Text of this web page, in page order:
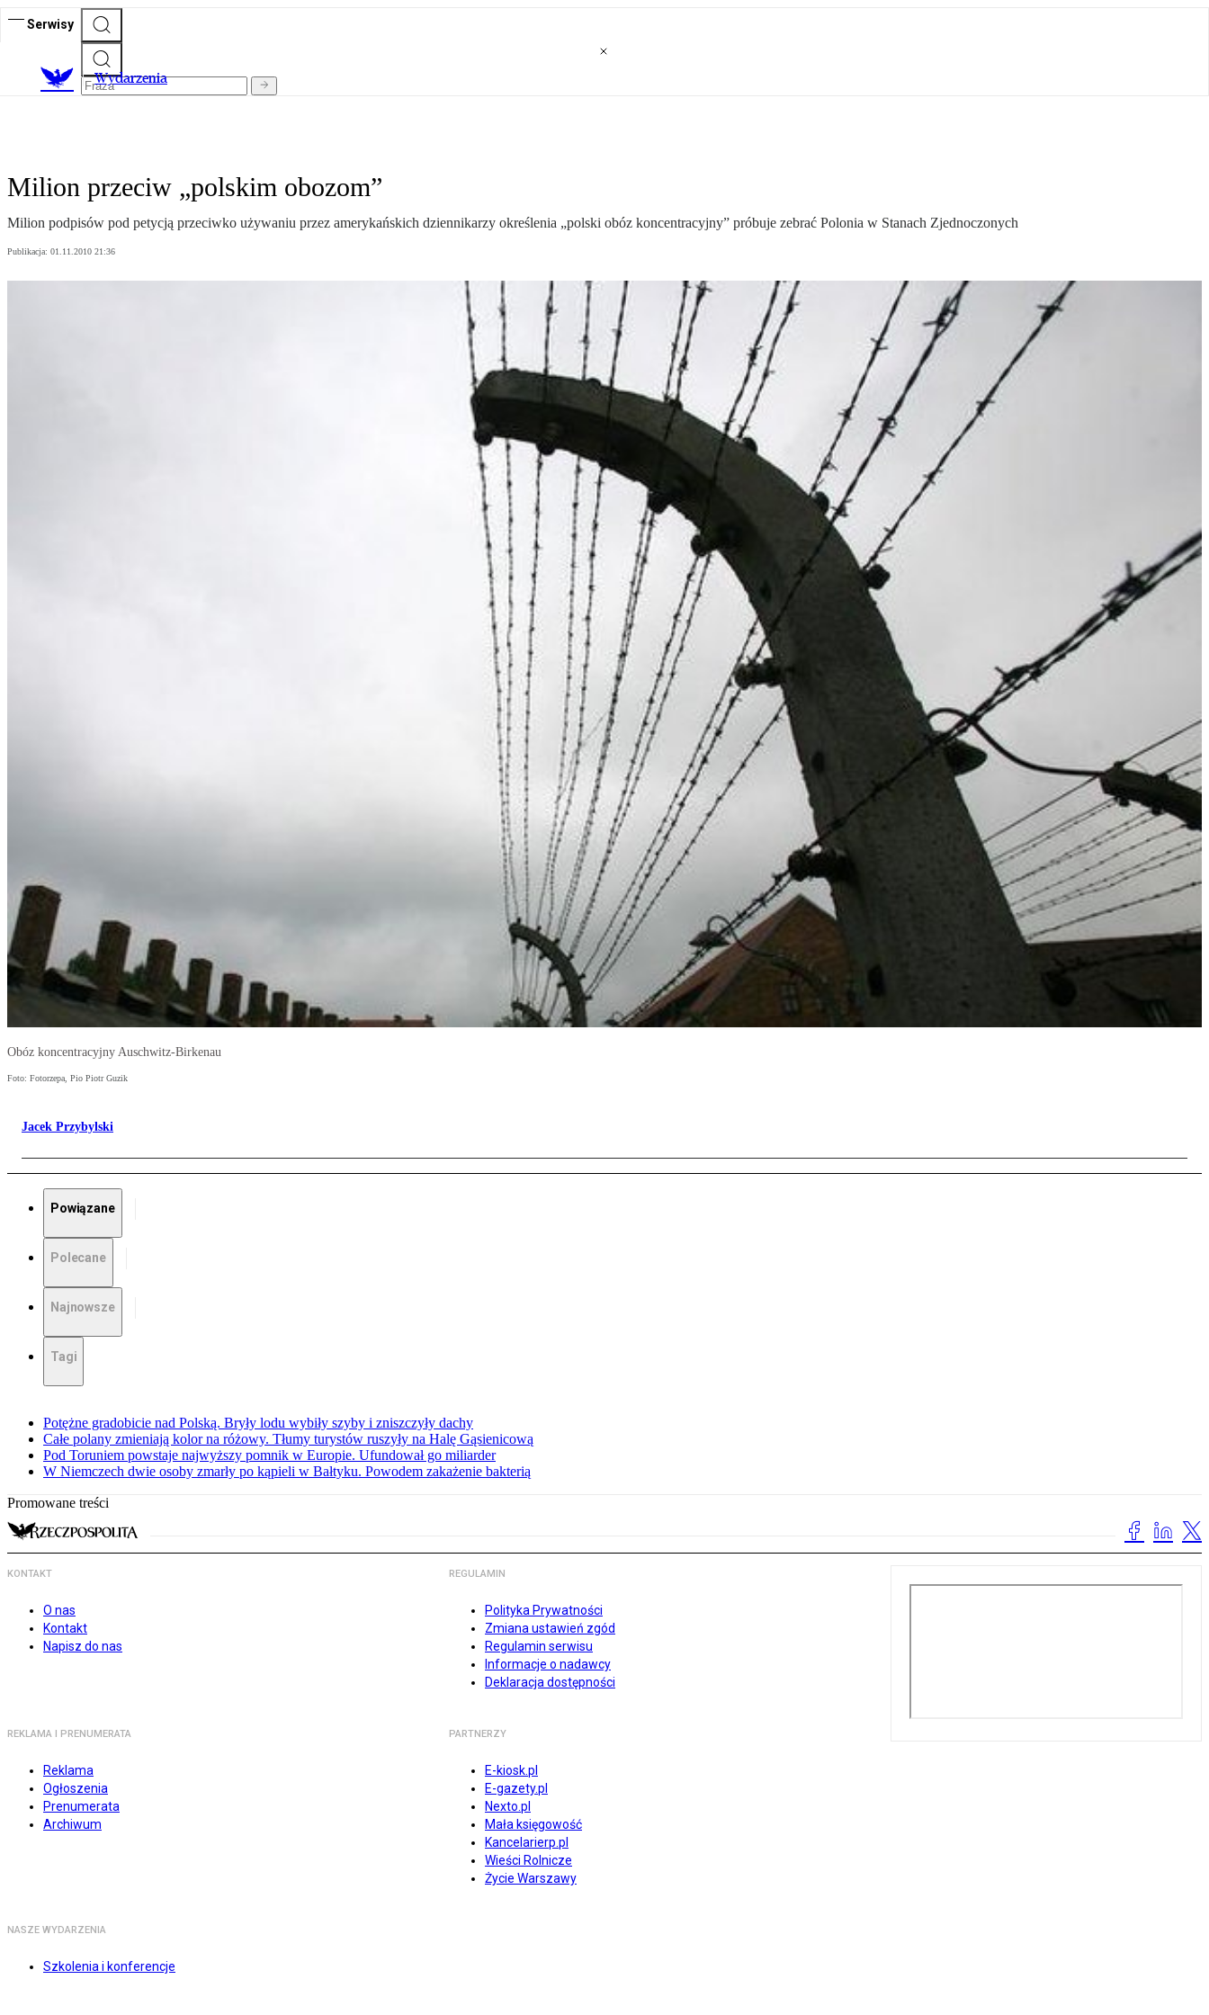
Serwisy
Wydarzenia
Milion przeciw „polskim obozom”
Milion podpisów pod petycją przeciwko używaniu przez amerykańskich dziennikarzy określenia „polski obóz koncentracyjny” próbuje zebrać Polonia w Stanach Zjednoczonych
Publikacja: 01.11.2010 21:36
Obóz koncentracyjny Auschwitz-Birkenau
Foto: Fotorzepa, Pio Piotr Guzik
Jacek Przybylski
Powiązane
Polecane
Najnowsze
Tagi
Potężne gradobicie nad Polską. Bryły lodu wybiły szyby i zniszczyły dachy
Całe polany zmieniają kolor na różowy. Tłumy turystów ruszyły na Halę Gąsienicową
Pod Toruniem powstaje najwyższy pomnik w Europie. Ufundował go miliarder
W Niemczech dwie osoby zmarły po kąpieli w Bałtyku. Powodem zakażenie bakterią
Promowane treści
KONTAKT
O nas
Kontakt
Napisz do nas
REGULAMIN
Polityka Prywatności
Zmiana ustawień zgód
Regulamin serwisu
Informacje o nadawcy
Deklaracja dostępności
REKLAMA I PRENUMERATA
Reklama
Ogłoszenia
Prenumerata
Archiwum
PARTNERZY
E-kiosk.pl
E-gazety.pl
Nexto.pl
Mała księgowość
Kancelarierp.pl
Wieści Rolnicze
Życie Warszawy
NASZE WYDARZENIA
Szkolenia i konferencje